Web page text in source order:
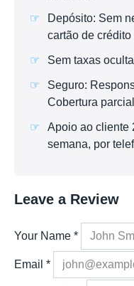
Depósito: Sem
cartão de crédito
Sem taxas
Seguro:
Cobertura
Apoio ao cliente
semana, por
Leave a Review
Your Name *
Email *